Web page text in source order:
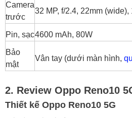
Camera
trước
32 MP, f/2.4, 22mm (wide),
Pin, sạc4600 mAh, 80W
Bảo
mật
Vân tay (dưới màn hình,
2. Review Oppo Reno10
Thiết kế Oppo Reno10 5G